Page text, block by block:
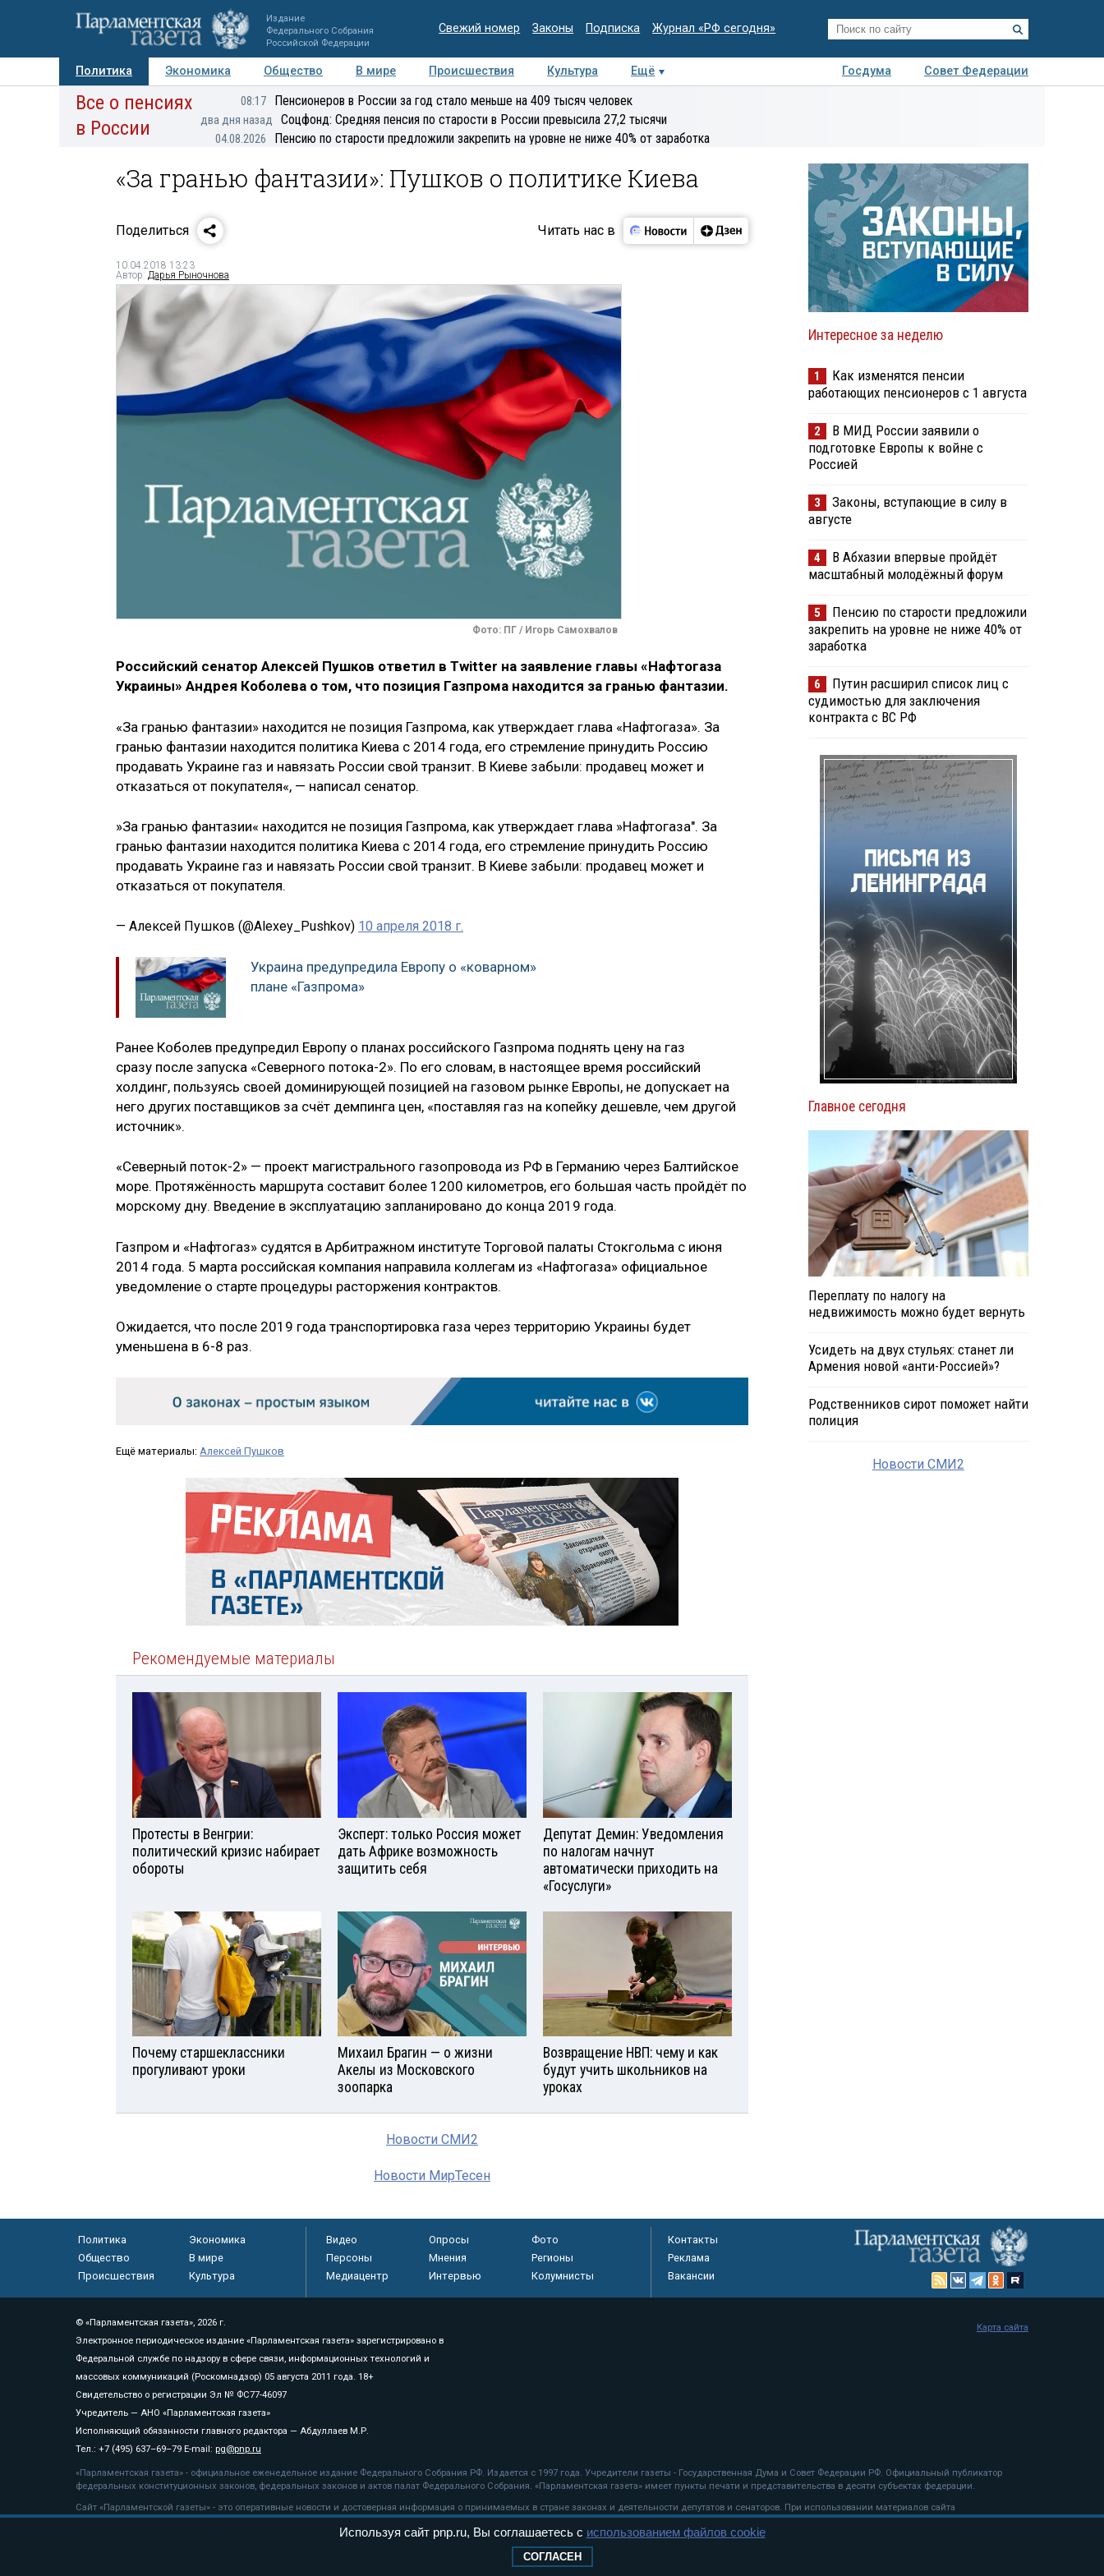
Издание
Федерального Собрания
Российской Федерации
Свежий номер Законы Подписка Журнал «РФ сегодня»
Политика Экономика Общество В мире Происшествия Культура Ещё Госдума
Совет Федерации
Авторы Персоны Мнения Регионы Медиацентр Интервью Колумнисты
Все о пенсиях
в России
08:17 Пенсионеров в России за год стало меньше на 409 тысяч человек
два дня назад Соцфонд: Средняя пенсия по старости в России превысила 27,2 тысячи
04.08.2026 Пенсию по старости предложили закрепить на уровне не ниже 40% от заработка
«За гранью фантазии»: Пушков о политике Киева
Поделиться Читать нас в
10.04.2018 13:23
Автор: Дарья Рыночнова
Фото: ПГ / Игорь Самохвалов
Российский сенатор Алексей Пушков ответил в Twitter на заявление главы «Нафтогаза
Украины» Андрея Коболева о том, что позиция Газпрома находится за гранью фантазии.
«За гранью фантазии» находится не позиция Газпрома, как утверждает глава «Нафтогаза». За
гранью фантазии находится политика Киева с 2014 года, его стремление принудить Россию
продавать Украине газ и навязать России свой транзит. В Киеве забыли: продавец может и
отказаться от покупателя«, — написал сенатор.
»За гранью фантазии« находится не позиция Газпрома, как утверждает глава »Нафтогаза". За
гранью фантазии находится политика Киева с 2014 года, его стремление принудить Россию
продавать Украине газ и навязать России свой транзит. В Киеве забыли: продавец может и
отказаться от покупателя.
— Алексей Пушков (@Alexey_Pushkov) 10 апреля 2018 г.
Украина предупредила Европу о «коварном»
плане «Газпрома»
Ранее Коболев предупредил Европу о планах российского Газпрома поднять цену на газ
сразу после запуска «Северного потока-2». По его словам, в настоящее время российский
холдинг, пользуясь своей доминирующей позицией на газовом рынке Европы, не допускает на
него других поставщиков за счёт демпинга цен, «поставляя газ на копейку дешевле, чем другой
источник».
«Северный поток-2» — проект магистрального газопровода из РФ в Германию через Балтийское
море. Протяжённость маршрута составит более 1200 километров, его большая часть пройдёт по
морскому дну. Введение в эксплуатацию запланировано до конца 2019 года.
Газпром и «Нафтогаз» судятся в Арбитражном институте Торговой палаты Стокгольма с июня
2014 года. 5 марта российская компания направила коллегам из «Нафтогаза» официальное
уведомление о старте процедуры расторжения контрактов.
Ожидается, что после 2019 года транспортировка газа через территорию Украины будет
уменьшена в 6-8 раз.
Ещё материалы: Алексей Пушков
Рекомендуемые материалы
Протесты в Венгрии:
политический кризис набирает
обороты
Эксперт: только Россия может
дать Африке возможность
защитить себя
Депутат Демин: Уведомления
по налогам начнут
автоматически приходить на
«Госуслуги»
Почему старшеклассники
прогуливают уроки
Михаил Брагин — о жизни
Акелы из Московского
зоопарка
Возвращение НВП: чему и как
будут учить школьников на
уроках
Новости СМИ2
Новости МирТесен
Интересное за неделю
1
Как изменятся пенсии
работающих пенсионеров с 1 августа
2
В МИД России заявили о
подготовке Европы к войне с
Россией
3
Законы, вступающие в силу в
августе
4
В Абхазии впервые пройдёт
масштабный молодёжный форум
5
Пенсию по старости предложили
закрепить на уровне не ниже 40% от
заработка
6
Путин расширил список лиц с
судимостью для заключения
контракта с ВС РФ
Главное сегодня
Переплату по налогу на
недвижимость можно будет вернуть
Усидеть на двух стульях: станет ли
Армения новой «анти-Россией»?
Родственников сирот поможет найти
полиция
Новости СМИ2
Политика
Экономика
Общество
В мире
Происшествия
Культура
Видео Опросы
Фото
Персоны
Мнения
Регионы
Медиацентр
Интервью Колумнисты
Контакты
Реклама
Вакансии
© «Парламентская газета», 2026 г.
Электронное периодическое издание «Парламентская газета» зарегистрировано в
Федеральной службе по надзору в сфере связи, информационных технологий и
массовых коммуникаций (Роскомнадзор) 05 августа 2011 года. 18+
Свидетельство о регистрации Эл № ФС77-46097
Учредитель — АНО «Парламентская газета»
Исполняющий обязанности главного редактора — Абдуллаев М.Р.
Тел.: +7 (495) 637–69–79 E-mail: pg@pnp.ru
«Парламентская газета» - официальное еженедельное издание Федерального Собрания РФ. Издается с 1997 года. Учредители газеты - Государственная Дума и Совет Федерации РФ. Официальный публикатор
федеральных конституционных законов, федеральных законов и актов палат Федерального Собрания. «Парламентская газета» имеет пункты печати и представительства в десяти субъектах федерации.
Сайт «Парламентской газеты» - это оперативные новости и достоверная информация о принимаемых в стране законах и деятельности депутатов и сенаторов. При использовании материалов сайта
«Парламентской газеты» активная ссылка на pnp.ru обязательна.
рекомендательные технологии
Карта сайта
Используя сайт pnp.ru, Вы соглашаетесь с использованием файлов cookie
СОГЛАСЕН